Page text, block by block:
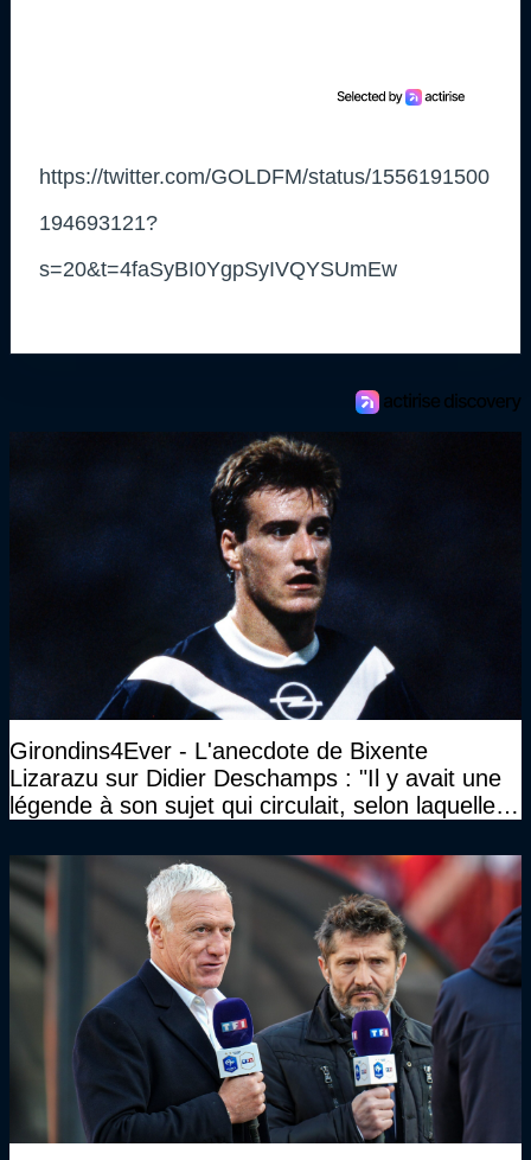
https://twitter.com/GOLDFM/status/1556191500
194693121?
s=20&t=4faSyBI0YgpSyIVQYSUmEw
Girondins4Ever - L'anecdote de Bixente
Lizarazu sur Didier Deschamps : "Il y avait une
légende à son sujet qui circulait, selon laquelle il